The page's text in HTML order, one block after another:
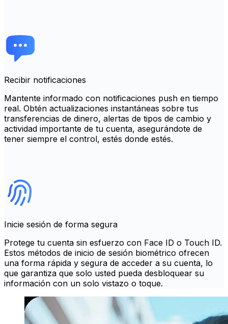
Recibir notificaciones
Mantente informado con notificaciones push en tiempo
real. Obtén actualizaciones instantáneas sobre tus
transferencias de dinero, alertas de tipos de cambio y
actividad importante de tu cuenta, asegurándote de
tener siempre el control, estés donde estés.
Inicie sesión de forma segura
Protege tu cuenta sin esfuerzo con Face ID o Touch ID.
Estos métodos de inicio de sesión biométrico ofrecen
una forma rápida y segura de acceder a su cuenta, lo
que garantiza que solo usted pueda desbloquear su
información con un solo vistazo o toque.